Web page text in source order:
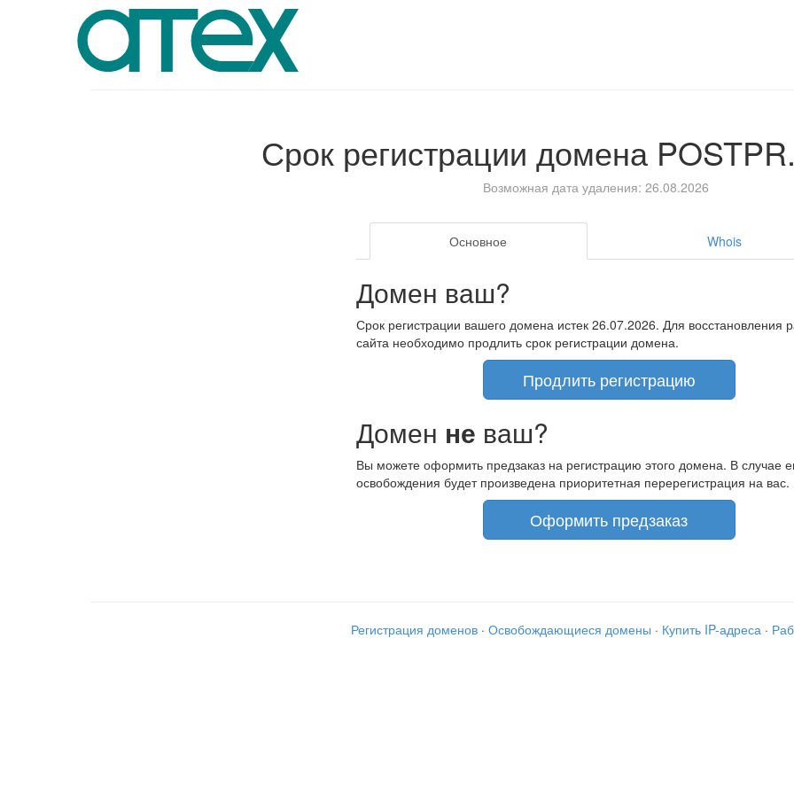
Срок регистрации домена
Возможная дата удаления: 26.08.2026
Основное Whois
Домен ваш?
Срок регистрации вашего домена истек 26.07.2026. Для восстановления
сайта необходимо продлить срок регистрации домена.
Продлить регистрацию
Домен не ваш?
Вы можете оформить предзаказ на регистрацию этого домена. В случае
освобождения будет произведена приоритетная перерегистрация на вас.
Оформить предзаказ
Регистрация доменов · Освобождающиеся домены · Купить IP-адреса ·